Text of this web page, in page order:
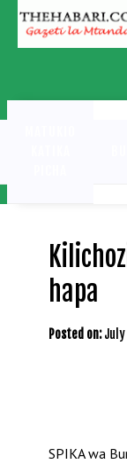
Skip
content
hapa
Posted on:
SPIKA wa